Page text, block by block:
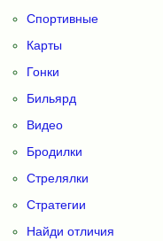
Спортивные
Карты
Гонки
Бильярд
Видео
Бродилки
Стрелялки
Стратегии
Найди отличия